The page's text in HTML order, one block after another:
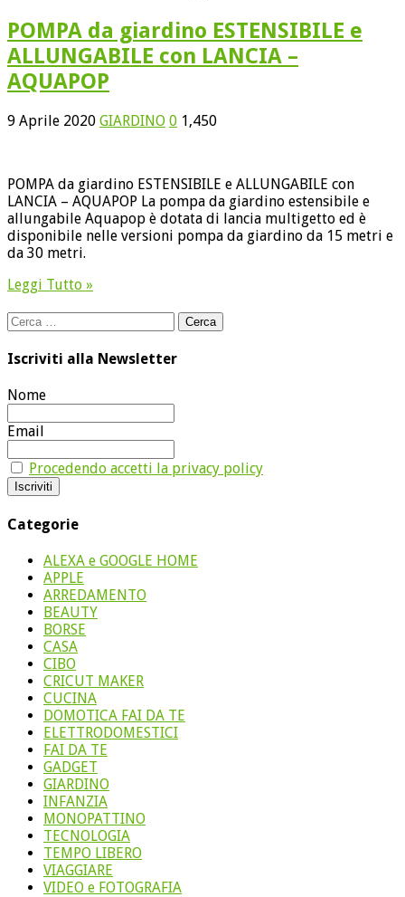
POMPA da giardino ESTENSIBILE e
ALLUNGABILE con LANCIA –
AQUAPOP
9 Aprile 2020 GIARDINO 0 1,450
POMPA da giardino ESTENSIBILE e ALLUNGABILE con
LANCIA – AQUAPOP La pompa da giardino estensibile e
allungabile Aquapop è dotata di lancia multigetto ed è
disponibile nelle versioni pompa da giardino da 15 metri e
da 30 metri.
Leggi Tutto »
Ricerca
per:
Iscriviti alla Newsletter
Nome
Email
Procedendo accetti la privacy policy
Categorie
ALEXA e GOOGLE HOME
APPLE
ARREDAMENTO
BEAUTY
BORSE
CASA
CIBO
CRICUT MAKER
CUCINA
DOMOTICA FAI DA TE
ELETTRODOMESTICI
FAI DA TE
GADGET
GIARDINO
INFANZIA
MONOPATTINO
TECNOLOGIA
TEMPO LIBERO
VIAGGIARE
VIDEO e FOTOGRAFIA